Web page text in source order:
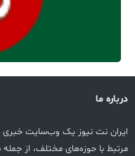
درباره ما
ایران نت نیوز یک وب‌سایت خبری
مرتبط با حوزه‌های مختلف، از